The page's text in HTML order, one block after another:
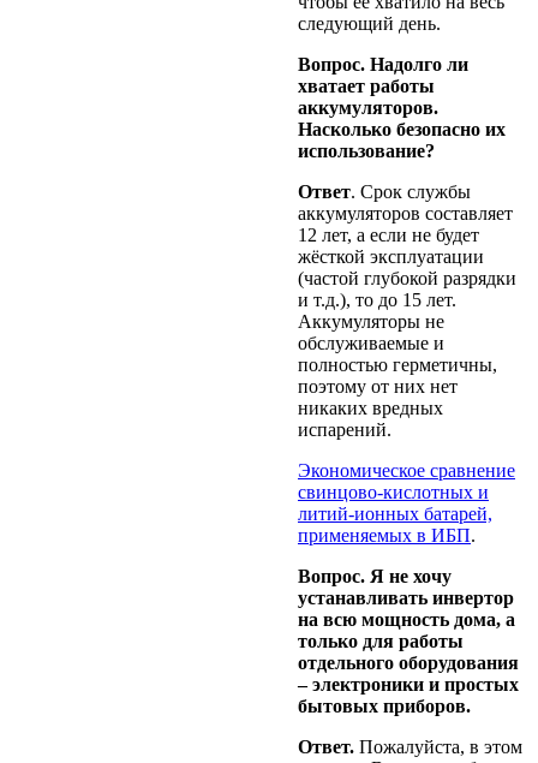
следующий день.
Вопрос. Надолго ли
хватает работы
аккумуляторов.
Насколько безопасно их
использование?
Ответ. Срок службы
аккумуляторов составляет
12 лет, а если не будет
жёсткой эксплуатации
(частой глубокой разрядки
и т.д.), то до 15 лет.
Аккумуляторы не
обслуживаемые и
полностью герметичны,
поэтому от них нет
никаких вредных
испарений.
Экономическое сравнение
свинцово-кислотных и
литий-ионных батарей,
применяемых в ИБП.
Вопрос. Я не хочу
устанавливать инвертор
на всю мощность дома, а
только для работы
отдельного оборудования
– электроники и простых
бытовых приборов.
Ответ. Пожалуйста, в этом